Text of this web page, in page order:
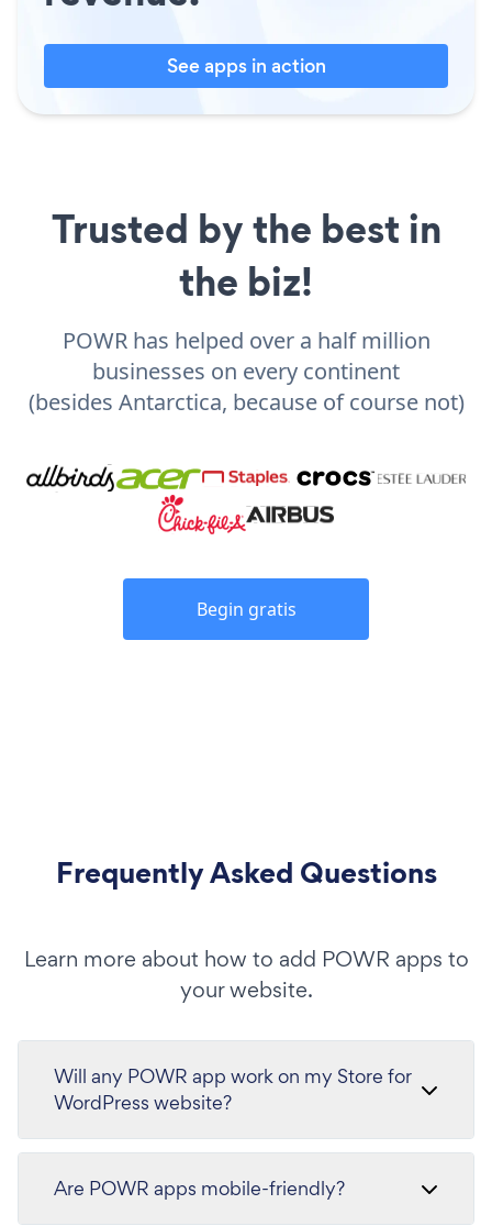
See apps in action
Trusted by the best in
the biz!
POWR has helped over a half million
businesses on every continent
(besides Antarctica, because of course not)
Begin gratis
Frequently Asked Questions
Learn more about how to add POWR apps to
your website.
Will any POWR app work on my Store for
WordPress website?
Are POWR apps mobile-friendly?